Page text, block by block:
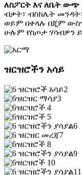
ለስፖርት እና ለቤት
ብቃት፣ ብስክሌት
ወይም በቀላሉ በጂም
ሁሉም የስጦታ ሃሳብዎን
ዝርዝሮችን አሳይ